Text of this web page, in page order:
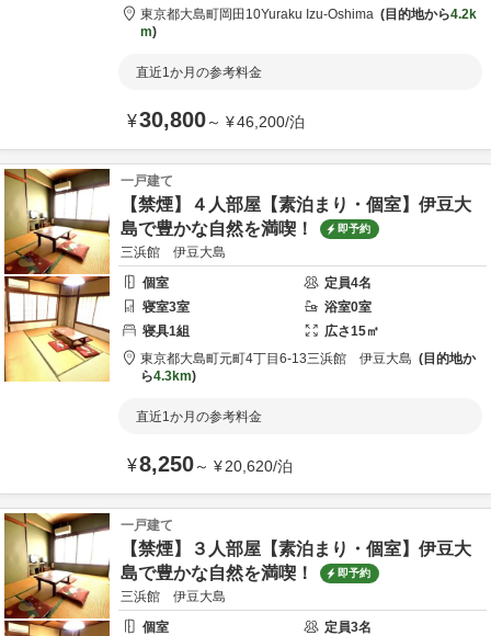
東京都大島町岡田10Yuraku Izu-Oshima 目的地から4.2k
m
直近1か月の参考料金
¥30,800～ ¥46,200/泊
一戸建て
【禁煙】４人部屋【素泊まり・個室】伊豆大
島で豊かな自然を満喫！
即予約
三浜館 伊豆大島
個室
定員4名
寝室3室 浴室0室
寝具1組 広さ15㎡
東京都大島町元町4丁目6-13三浜館 伊豆大島
目的地か
ら4.3km
直近1か月の参考料金
¥8,250～ ¥20,620/泊
一戸建て
【禁煙】３人部屋【素泊まり・個室】伊豆大
島で豊かな自然を満喫！
即予約
三浜館 伊豆大島
個室
定員3名